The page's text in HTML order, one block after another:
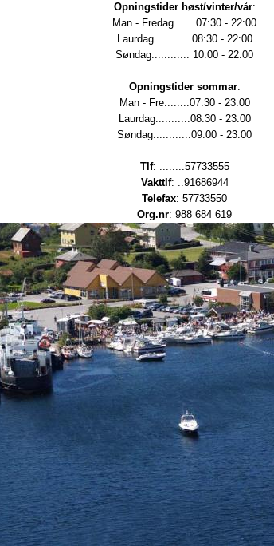
Opningstider høst/vinter/vår:
Man - Fredag.......07:30 - 22:00
Laurdag........... 08:30 - 22:00
Søndag............ 10:00 - 22:00
Opningstider sommar:
Man - Fre........07:30 - 23:00
Laurdag...........08:30 - 23:00
Søndag............09:00 - 23:00
Tlf: ........57733555
Vakttlf: ..91686944
Telefax: 57733550
Org.nr: 988 684 619